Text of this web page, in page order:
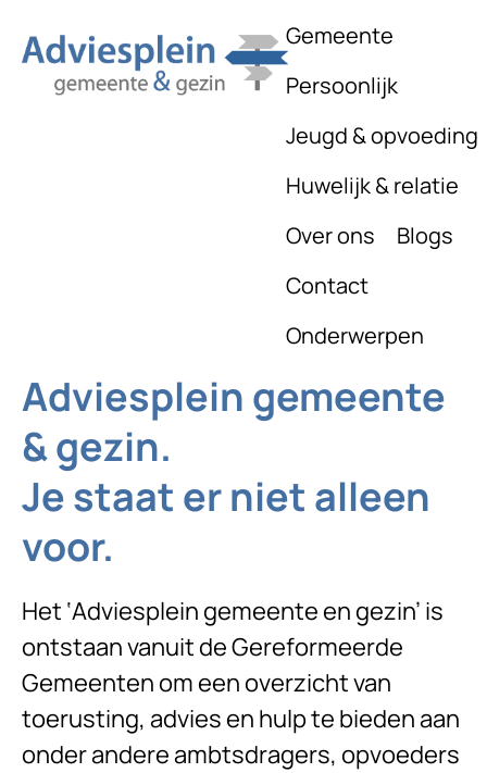
Gemeente
Persoonlijk
Jeugd & opvoeding
Huwelijk & relatie
Over ons
Blogs
Contact
Onderwerpen
Adviesplein gemeente
& gezin.
Je staat er niet alleen
voor.
Het ‘Adviesplein gemeente en gezin’ is
ontstaan vanuit de Gereformeerde
Gemeenten om een overzicht van
toerusting, advies en hulp te bieden aan
onder andere ambtsdragers, opvoeders